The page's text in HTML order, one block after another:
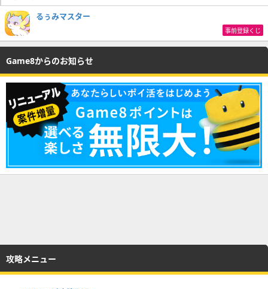
るぅみマスター
事前登録くじ
Game8からのお知らせ
攻略メニュー